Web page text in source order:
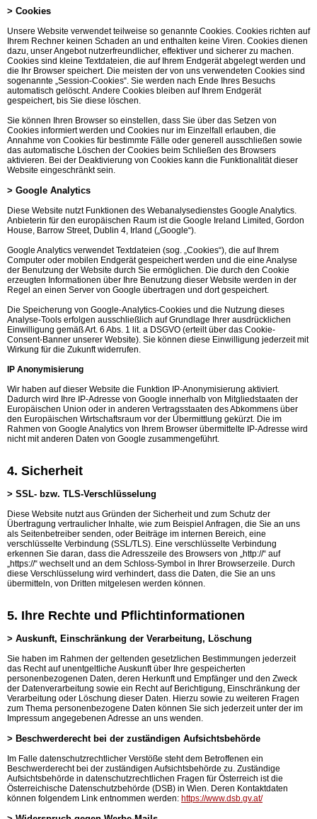
> Cookies
Unsere Website verwendet teilweise so genannte Cookies. Cookies richten auf
Ihrem Rechner keinen Schaden an und enthalten keine Viren. Cookies dienen
dazu, unser Angebot nutzerfreundlicher, effektiver und sicherer zu machen.
Cookies sind kleine Textdateien, die auf Ihrem Endgerät abgelegt werden und
die Ihr Browser speichert. Die meisten der von uns verwendeten Cookies sind
sogenannte „Session-Cookies“. Sie werden nach Ende Ihres Besuchs
automatisch gelöscht. Andere Cookies bleiben auf Ihrem Endgerät
gespeichert, bis Sie diese löschen.
Sie können Ihren Browser so einstellen, dass Sie über das Setzen von
Cookies informiert werden und Cookies nur im Einzelfall erlauben, die
Annahme von Cookies für bestimmte Fälle oder generell ausschließen sowie
das automatische Löschen der Cookies beim Schließen des Browsers
aktivieren. Bei der Deaktivierung von Cookies kann die Funktionalität dieser
Website eingeschränkt sein.
> Google Analytics
Diese Website nutzt Funktionen des Webanalysedienstes Google Analytics.
Anbieterin für den europäischen Raum ist die Google Ireland Limited, Gordon
House, Barrow Street, Dublin 4, Irland („Google“).
Google Analytics verwendet Textdateien (sog. „Cookies“), die auf Ihrem
Computer oder mobilen Endgerät gespeichert werden und die eine Analyse
der Benutzung der Website durch Sie ermöglichen. Die durch den Cookie
erzeugten Informationen über Ihre Benutzung dieser Website werden in der
Regel an einen Server von Google übertragen und dort gespeichert.
Die Speicherung von Google-Analytics-Cookies und die Nutzung dieses
Analyse-Tools erfolgen ausschließlich auf Grundlage Ihrer ausdrücklichen
Einwilligung gemäß Art. 6 Abs. 1 lit. a DSGVO (erteilt über das Cookie-
Consent-Banner unserer Website). Sie können diese Einwilligung jederzeit mit
Wirkung für die Zukunft widerrufen.
IP Anonymisierung
Wir haben auf dieser Website die Funktion IP-Anonymisierung aktiviert.
Dadurch wird Ihre IP-Adresse von Google innerhalb von Mitgliedstaaten der
Europäischen Union oder in anderen Vertragsstaaten des Abkommens über
den Europäischen Wirtschaftsraum vor der Übermittlung gekürzt. Die im
Rahmen von Google Analytics von Ihrem Browser übermittelte IP-Adresse wird
nicht mit anderen Daten von Google zusammengeführt.
4. Sicherheit
> SSL- bzw. TLS-Verschlüsselung
Diese Website nutzt aus Gründen der Sicherheit und zum Schutz der
Übertragung vertraulicher Inhalte, wie zum Beispiel Anfragen, die Sie an uns
als Seitenbetreiber senden, oder Beiträge im internen Bereich, eine
verschlüsselte Verbindung (SSL/TLS). Eine verschlüsselte Verbindung
erkennen Sie daran, dass die Adresszeile des Browsers von „http://“ auf
„https://“ wechselt und an dem Schloss-Symbol in Ihrer Browserzeile. Durch
diese Verschlüsselung wird verhindert, dass die Daten, die Sie an uns
übermitteln, von Dritten mitgelesen werden können.
5. Ihre Rechte und Pflichtinformationen
> Auskunft, Einschränkung der Verarbeitung, Löschung
Sie haben im Rahmen der geltenden gesetzlichen Bestimmungen jederzeit
das Recht auf unentgeltliche Auskunft über Ihre gespeicherten
personenbezogenen Daten, deren Herkunft und Empfänger und den Zweck
der Datenverarbeitung sowie ein Recht auf Berichtigung, Einschränkung der
Verarbeitung oder Löschung dieser Daten. Hierzu sowie zu weiteren Fragen
zum Thema personenbezogene Daten können Sie sich jederzeit unter der im
Impressum angegebenen Adresse an uns wenden.
> Beschwerderecht bei der zuständigen Aufsichtsbehörde
Im Falle datenschutzrechtlicher Verstöße steht dem Betroffenen ein
Beschwerderecht bei der zuständigen Aufsichtsbehörde zu. Zuständige
Aufsichtsbehörde in datenschutzrechtlichen Fragen für Österreich ist die
Österreichische Datenschutzbehörde (DSB) in Wien. Deren Kontaktdaten
können folgendem Link entnommen werden: https://www.dsb.gv.at/